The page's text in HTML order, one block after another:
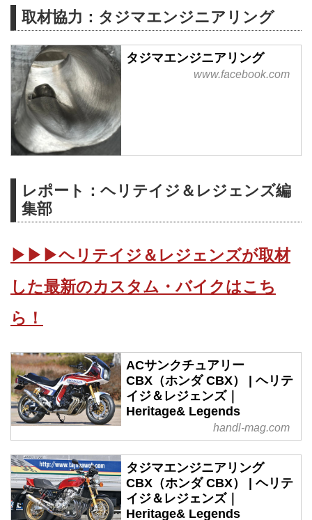
取材協力：タジマエンジニアリング
タジマエンジニアリング
www.facebook.com
レポート：ヘリテイジ＆レジェンズ編
集部
▶▶▶ヘリテイジ＆レジェンズが取材
した最新のカスタム・バイクはこち
ら！
ACサンクチュアリー
CBX（ホンダ CBX） | ヘリテ
イジ＆レジェンズ｜
Heritage& Legends
handl-mag.com
タジマエンジニアリング
CBX（ホンダ CBX） | ヘリテ
イジ＆レジェンズ｜
Heritage& Legends